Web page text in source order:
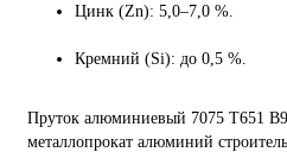
Цинк (Zn): 5,0–7,0 %.
Кремний (Si): до 0,5 %.
Пруток алюминиевый 7075 Т651
металлопрокат алюминий